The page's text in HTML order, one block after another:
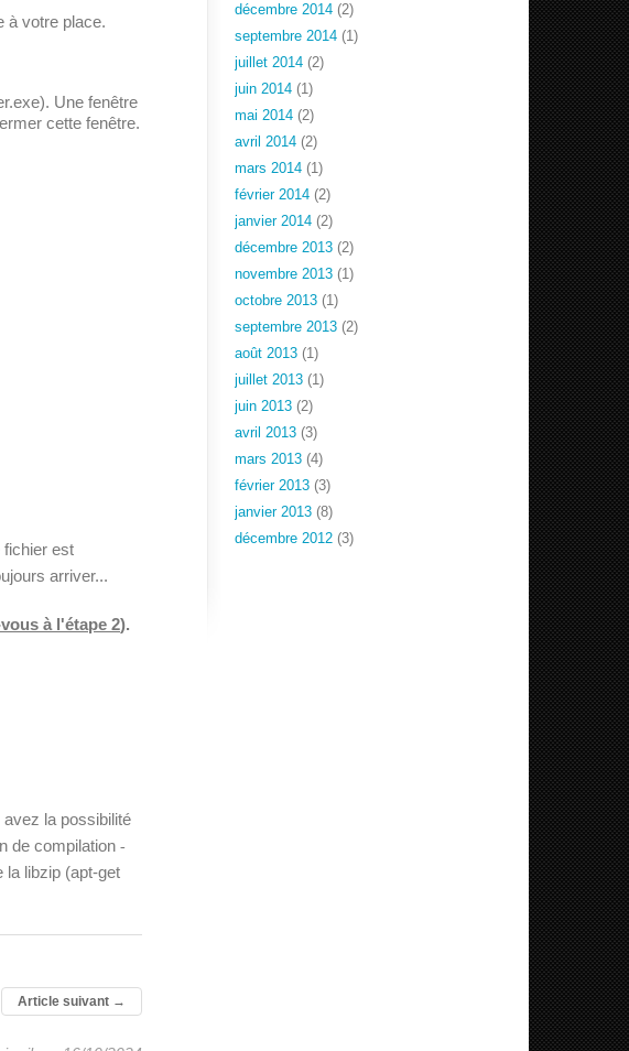
à votre place.
Une fenêtre
cette fenêtre.
est
arriver...
à l'étape 2).
la possibilité
de compilation -
la libzip (apt-get
Article suivant→
décembre 2014 (2)
septembre 2014 (1)
juillet 2014 (2)
juin 2014 (1)
mai 2014 (2)
avril 2014 (2)
mars 2014 (1)
février 2014 (2)
janvier 2014 (2)
décembre 2013 (2)
novembre 2013 (1)
octobre 2013 (1)
septembre 2013 (2)
août 2013 (1)
juillet 2013 (1)
juin 2013 (2)
avril 2013 (3)
mars 2013 (4)
février 2013 (3)
janvier 2013 (8)
décembre 2012 (3)